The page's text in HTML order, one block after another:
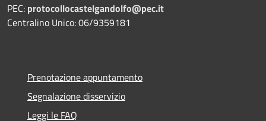
PEC: protocollocastelgandolfo@pec.it
Centralino Unico: 06/9359181
Prenotazione appuntamento
Segnalazione disservizio
Leggi le FAQ